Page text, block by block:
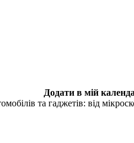
Додати в мій
та гаджетів: від